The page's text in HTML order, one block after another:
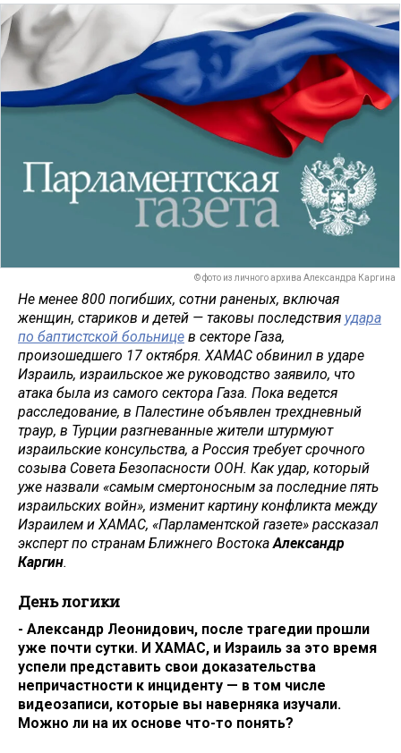
© фото из личного архива Александра Каргина
Не менее 800 погибших, сотни раненых, включая
женщин, стариков и детей — таковы последствия удара
по баптистской больнице в секторе Газа,
произошедшего 17 октября. ХАМАС обвинил в ударе
Израиль, израильское же руководство заявило, что
атака была из самого сектора Газа. Пока ведется
расследование, в Палестине объявлен трехдневный
траур, в Турции разгневанные жители штурмуют
израильские консульства, а Россия требует срочного
созыва Совета Безопасности ООН. Как удар, который
уже назвали «самым смертоносным за последние пять
израильских войн», изменит картину конфликта между
Израилем и ХАМАС, «Парламентской газете» рассказал
эксперт по странам Ближнего Востока Александр
Каргин.
День логики
- Александр Леонидович, после трагедии прошли
уже почти сутки. И ХАМАС, и Израиль за это время
успели представить свои доказательства
непричастности к инциденту — в том числе
видеозаписи, которые вы наверняка изучали.
Можно ли на их основе что-то понять?